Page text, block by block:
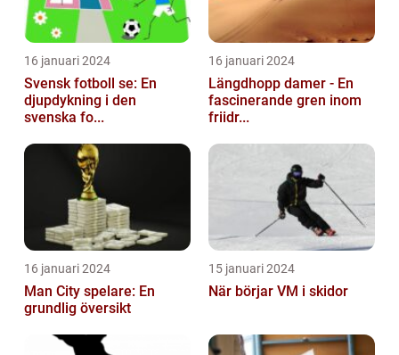
16 januari 2024
Svensk fotboll se: En
djupdykning i den
svenska fo...
16 januari 2024
Längdhopp damer - En
fascinerande gren inom
friidr...
16 januari 2024
Man City spelare: En
grundlig översikt
15 januari 2024
När börjar VM i skidor